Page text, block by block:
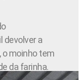
devolver a
moinho tem
da farinha.